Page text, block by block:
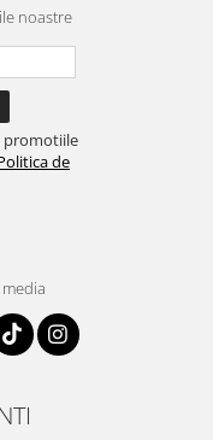
noastre
promotiile
de